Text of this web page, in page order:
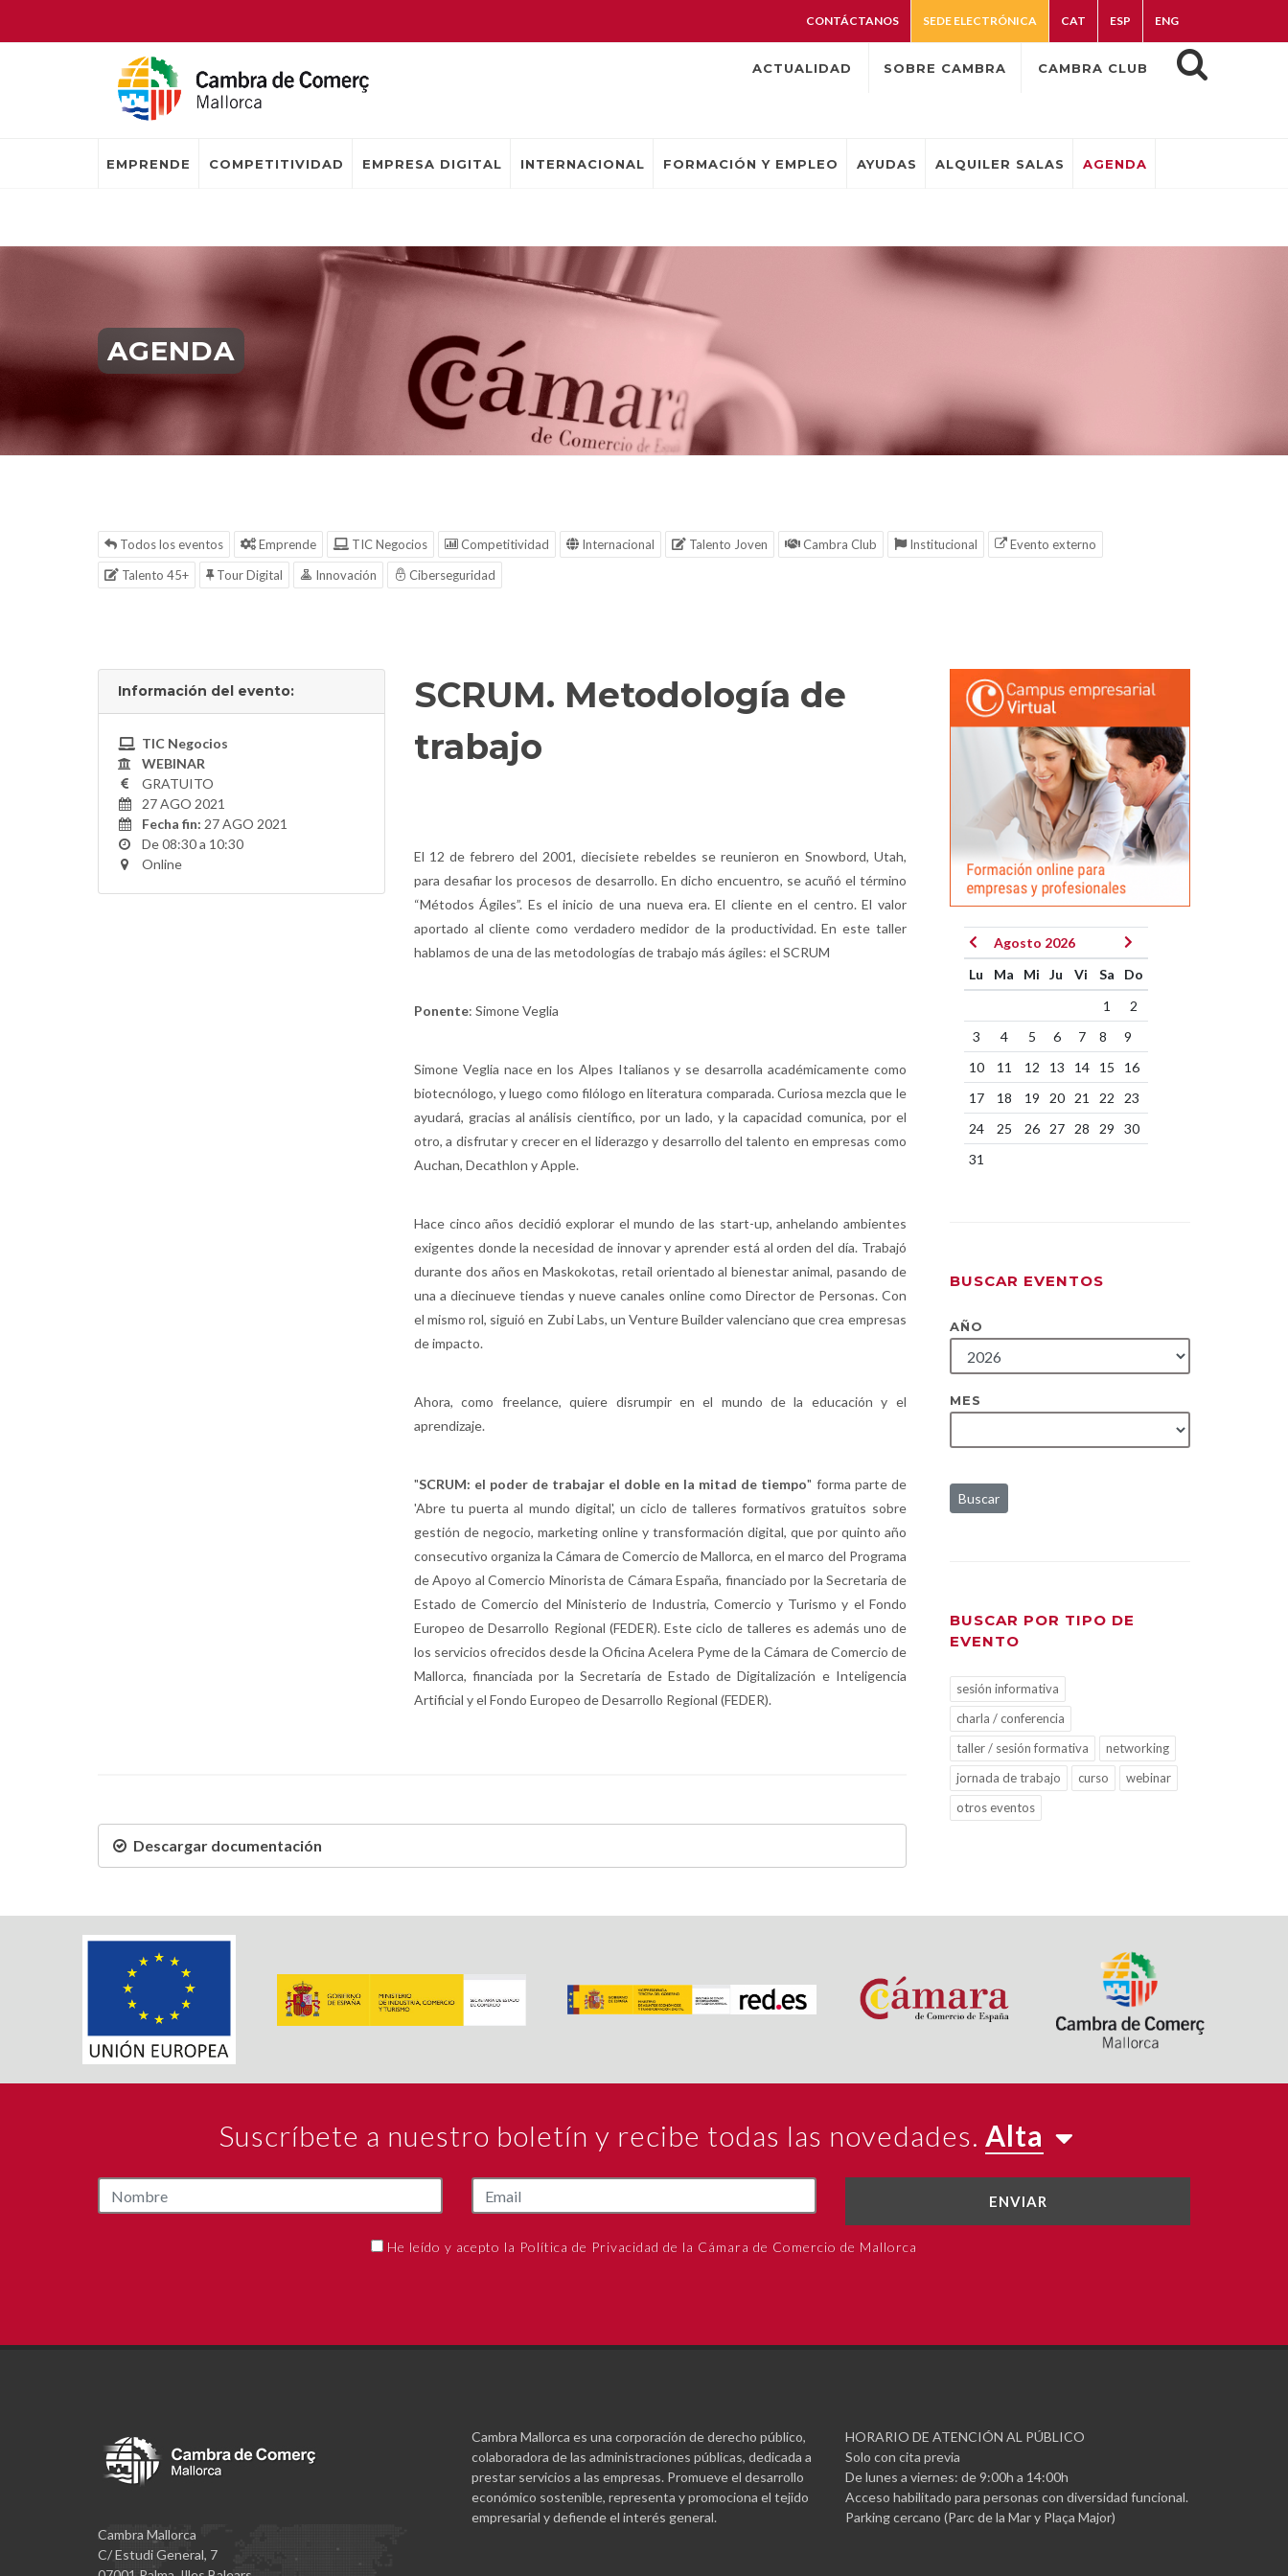
CONTÁCTANOS SEDE ELECTRÓNICA CAT ESP ENG
ACTUALIDAD SOBRE CAMBRA CAMBRA CLUB
EMPRENDE COMPETITIVIDAD EMPRESA DIGITAL INTERNACIONAL FORMACIÓN Y EMPLEO AYUDAS ALQUILER SALAS AGENDA
AGENDA
Todos los eventos Emprende TIC Negocios Competitividad Internacional Talento Joven Cambra Club Institucional
Evento externo
Talento 45+
Tour Digital Innovación Ciberseguridad
Información del evento:
TIC Negocios
WEBINAR
GRATUITO
27 AGO 2021
Fecha fin: 27 AGO 2021
De 08:30 a 10:30
Online
SCRUM. Metodología de
trabajo
El 12 de febrero del 2001, diecisiete rebeldes se reunieron en Snowbord, Utah,
para desafiar los procesos de desarrollo. En dicho encuentro, se acuñó el término
“Métodos Ágiles”. Es el inicio de una nueva era. El cliente en el centro. El valor
aportado al cliente como verdadero medidor de la productividad. En este taller
hablamos de una de las metodologías de trabajo más ágiles: el SCRUM
Ponente: Simone Veglia
Simone Veglia nace en los Alpes Italianos y se desarrolla académicamente como
biotecnólogo, y luego como filólogo en literatura comparada. Curiosa mezcla que le
ayudará, gracias al análisis científico, por un lado, y la capacidad comunica, por el
otro, a disfrutar y crecer en el liderazgo y desarrollo del talento en empresas como
Auchan, Decathlon y Apple.
Hace cinco años decidió explorar el mundo de las start-up, anhelando ambientes
exigentes donde la necesidad de innovar y aprender está al orden del día. Trabajó
durante dos años en Maskokotas, retail orientado al bienestar animal, pasando de
una a diecinueve tiendas y nueve canales online como Director de Personas. Con
el mismo rol, siguió en Zubi Labs, un Venture Builder valenciano que crea empresas
de impacto.
Ahora, como freelance, quiere disrumpir en el mundo de la educación y el
aprendizaje.
"SCRUM: el poder de trabajar el doble en la mitad de tiempo" forma parte de
'Abre tu puerta al mundo digital', un ciclo de talleres formativos gratuitos sobre
gestión de negocio, marketing online y transformación digital, que por quinto año
consecutivo organiza la Cámara de Comercio de Mallorca, en el marco del Programa
de Apoyo al Comercio Minorista de Cámara España, financiado por la Secretaria de
Estado de Comercio del Ministerio de Industria, Comercio y Turismo y el Fondo
Europeo de Desarrollo Regional (FEDER). Este ciclo de talleres es además uno de
los servicios ofrecidos desde la Oficina Acelera Pyme de la Cámara de Comercio de
Mallorca, financiada por la Secretaría de Estado de Digitalización e Inteligencia
Artificial y el Fondo Europeo de Desarrollo Regional (FEDER).
Descargar documentación
Agosto 2026
Lu
Ma Mi Ju Vi Sa
Do
1
2
3
4 5 6 7 8
9
10
11 12 13 14 15
16
17
18 19 20 21 22
23
24
25 26 27 28 29
30
31
BUSCAR EVENTOS
AÑO
MES
Buscar
BUSCAR POR TIPO DE
EVENTO
sesión informativa
charla / conferencia
taller / sesión formativa
networking
jornada de trabajo
curso
webinar
otros eventos
Suscríbete a nuestro boletín y recibe todas las novedades. Alta
ENVIAR
He leído y acepto la Política de Privacidad de la Cámara de Comercio de Mallorca
Cambra Mallorca
C/ Estudi General, 7
Cambra Mallorca es una corporación de derecho público,
colaboradora de las administraciones públicas, dedicada a
prestar servicios a las empresas. Promueve el desarrollo
económico sostenible, representa y promociona el tejido
empresarial y defiende el interés general.
HORARIO DE ATENCIÓN AL PÚBLICO
Solo con cita previa
De lunes a viernes: de 9:00h a 14:00h
Acceso habilitado para personas con diversidad funcional.
Parking cercano (Parc de la Mar y Plaça Major)